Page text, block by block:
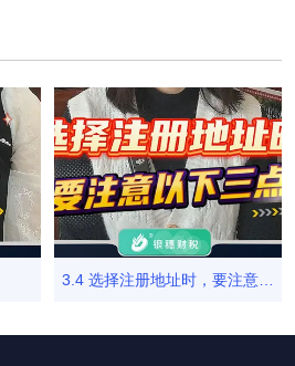
3.4 选择注册地址时，要注意以